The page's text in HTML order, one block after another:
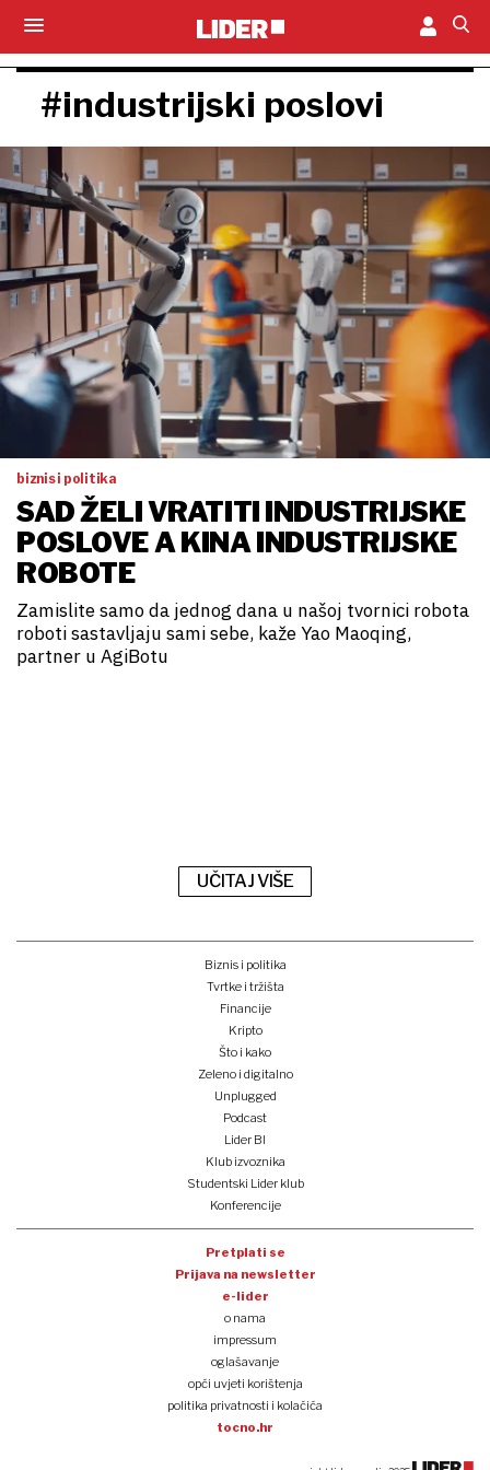
#industrijski poslovi
biznis i politika
SAD ŽELI VRATITI INDUSTRIJSKE
POSLOVE A KINA INDUSTRIJSKE
ROBOTE
Zamislite samo da jednog dana u našoj tvornici robota
roboti sastavljaju sami sebe, kaže Yao Maoqing,
partner u AgiBotu
UČITAJ VIŠE
Biznis i politika
Tvrtke i tržišta
Financije
Kripto
Što i kako
Zeleno i digitalno
Unplugged
Podcast
Lider BI
Klub izvoznika
Studentski Lider klub
Konferencije
Pretplati se
Prijava na newsletter
e-lider
o nama
impressum
oglašavanje
opći uvjeti korištenja
politika privatnosti i kolačića
tocno.hr